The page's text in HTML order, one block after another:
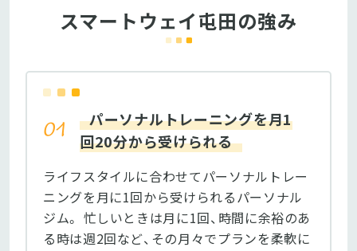
スマートウェイ屯田の強み
パーソナルトレーニングを月1
回20分から受けられる
ライフスタイルに合わせてパーソナルトレー
ニングを月に1回から受けられるパーソナル
ジム。 忙しいときは月に1回、時間に余裕のあ
る時は週2回など、その月々でプランを柔軟に